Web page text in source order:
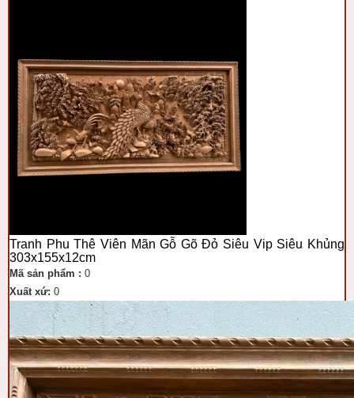
Tranh Phu Thê Viên Mãn Gỗ Gõ Đỏ Siêu Vip Siêu Khủng
303x155x12cm
Mã sản phẩm : 0
Xuất xứ: 0